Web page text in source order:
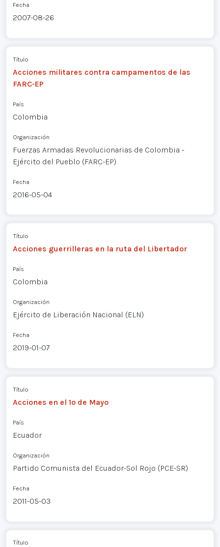
Fecha
2007-08-26
Título
Acciones militares contra campamentos de las
FARC-EP
País
Colombia
Organización
Fuerzas Armadas Revolucionarias de Colombia -
Ejército del Pueblo (FARC-EP)
Fecha
2016-05-04
Título
Acciones guerrilleras en la ruta del Libertador
País
Colombia
Organización
Ejército de Liberación Nacional (ELN)
Fecha
2019-01-07
Título
Acciones en el 1º de Mayo
País
Ecuador
Organización
Partido Comunista del Ecuador-Sol Rojo (PCE-SR)
Fecha
2011-05-03
Título